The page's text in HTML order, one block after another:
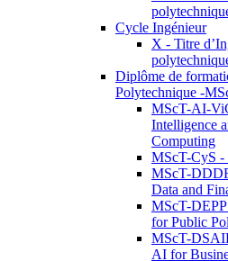
Cycle Ingénieur
X - Titre
Diplôme de
Polytechnique -
MScT-AI-
Intelligence
Computing
MScT-CyS -
MScT-
Data and
MScT-
for Public
MScT-
AI for